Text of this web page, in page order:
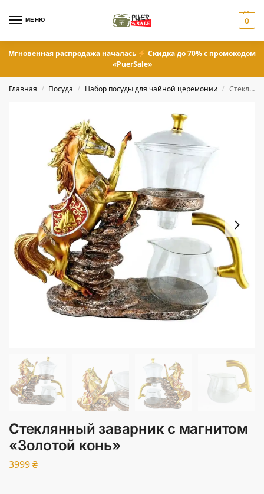
МЕНЮ 0
Мгновенная распродажа началась
Скидка до 70% с промокодом
«PuerSale»
Главная / Посуда / Набор посуды для чайной церемонии / Стеклянный заварник с магнитом «Золотой конь»
Стеклянный заварник с магнитом
«Золотой конь»
3999₴